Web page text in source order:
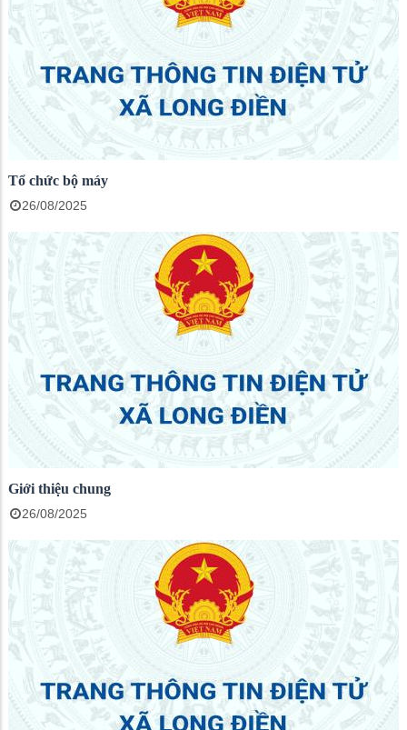
Tổ chức bộ máy
26/08/2025
Giới thiệu chung
26/08/2025